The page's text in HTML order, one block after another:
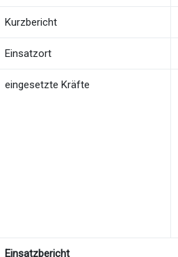
Kurzbericht
Einsatzort
eingesetzte Kräfte
Einsatzbericht